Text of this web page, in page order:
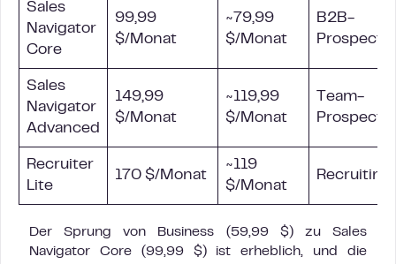
Sales
Navigator
Core
99,99
$/Monat
~79,99
$/Monat
B2B-
Sales
Navigator
Advanced
149,99
$/Monat
~119,99
$/Monat
Team-
Recruiter
Lite
170 $/Monat
~119
$/Monat
Recruiting
Der Sprung von Business (59,99 $) zu Sales
Navigator Core (99,99 $) ist erheblich, und die